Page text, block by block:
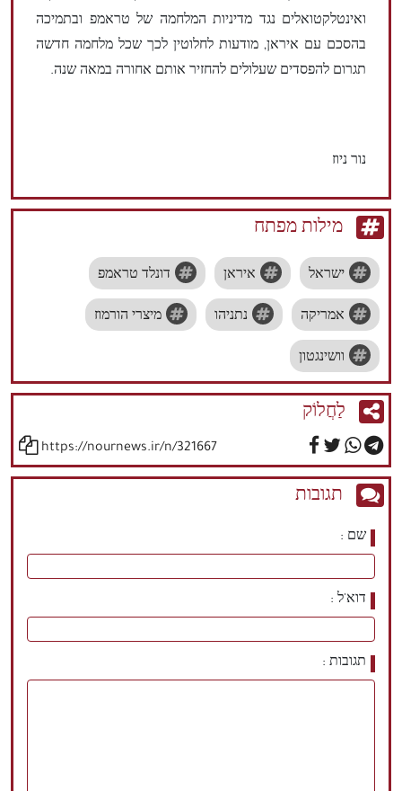
ואינטלקטואלים נגד מדיניות המלחמה של טראמפ ובתמיכה
בהסכם עם איראן, מודעות לחלוטין לכך שכל מלחמה חדשה
תגרום להפסדים שעלולים להחזיר אותם אחורה במאה שנה.
נור ניוז
מילות מפתח
ישראל איראן דונלד טראמפ
אמריקה נתניהו מיצרי הורמוז
וושינגטון
לַחֲלוֹק
https://nournews.ir/n/321667
תגובות
שם
דוא'ל
תגובות